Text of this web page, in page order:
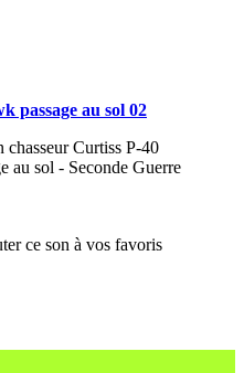
passage au sol 02
Curtiss P-40
au sol - Seconde Guerre